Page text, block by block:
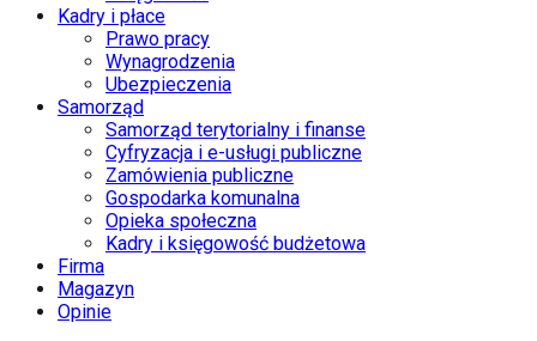
Kadry i płace
Prawo pracy
Wynagrodzenia
Ubezpieczenia
Samorząd
Samorząd terytorialny i finanse
Cyfryzacja i e-usługi publiczne
Zamówienia publiczne
Gospodarka komunalna
Opieka społeczna
Kadry i księgowość budżetowa
Firma
Magazyn
Opinie